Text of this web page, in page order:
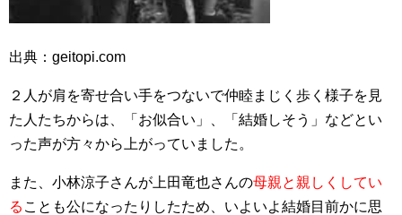
出典：geitopi.com
２人が肩を寄せ合い手をつないで仲睦まじく歩く様子を見
た人たちからは、「お似合い」、「結婚しそう」などとい
った声が方々から上がっていました。
また、小林涼子さんが上田竜也さんの母親と親しくしてい
る ことも公になったりしたため、いよいよ結婚目前かに思